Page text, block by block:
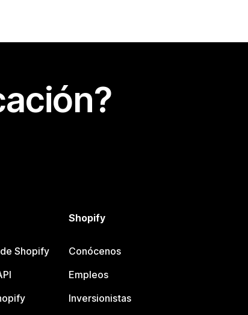
Shopify
Shopify
Conócenos
Empleos
Inversionistas